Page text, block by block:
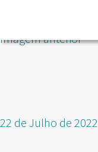
Imagem anterior
Publicado
22 de Julho de 2022